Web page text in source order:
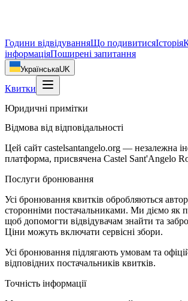
Години відвідуванняЩо подивитисяІсторія
інформаціяПоширені запитання
УкраїнськаUK
Квитки
Юридичні примітки
Відмова від відповідальності
Цей сайт castelsantangelo.org — незалежна
платформа, присвячена Castel Sant'Angelo
Послуги бронювання
Усі бронювання квитків обробляються
сторонніми постачальниками. Ми діємо як
щоб допомогти відвідувачам знайти та
Ціни можуть включати сервісні збори.
Усі бронювання підлягають умовам та
відповідних постачальників квитків.
Точність інформації